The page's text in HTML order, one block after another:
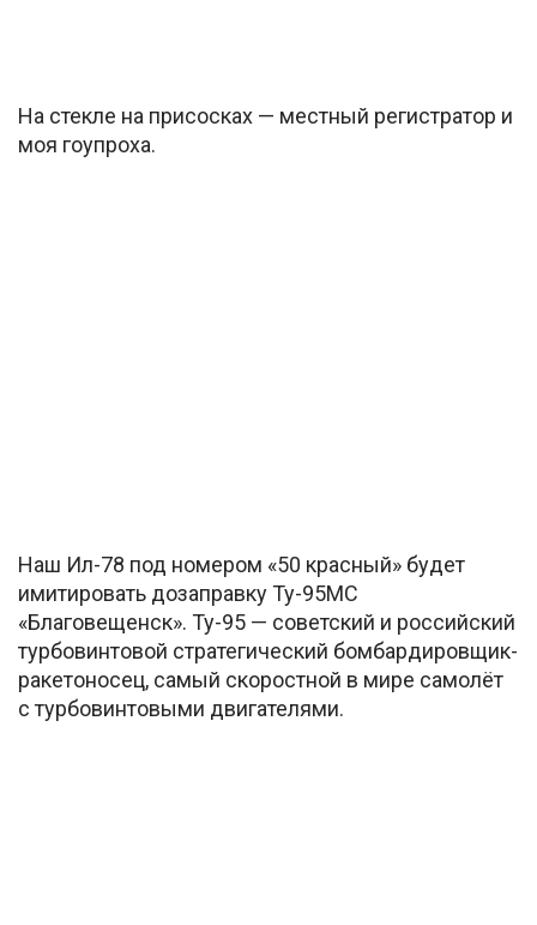
На стекле на присосках — местный регистратор и
моя гоупроха.
Наш Ил-78 под номером «50 красный» будет
имитировать дозаправку Ту-95МС
«Благовещенск». Ту-95 — советский и российский
турбовинтовой стратегический бомбардировщик-
ракетоносец, самый скоростной в мире самолёт
с турбовинтовыми двигателями.